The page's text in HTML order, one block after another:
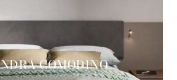
COMODINO